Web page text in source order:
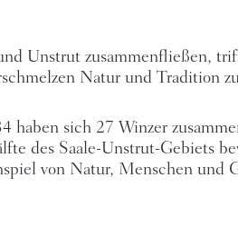
Unstrut zusammenfließen,
Natur und Tradition
haben sich 27 Winzer
des Saale-Unstrut-Gebiets
von Natur, Menschen und